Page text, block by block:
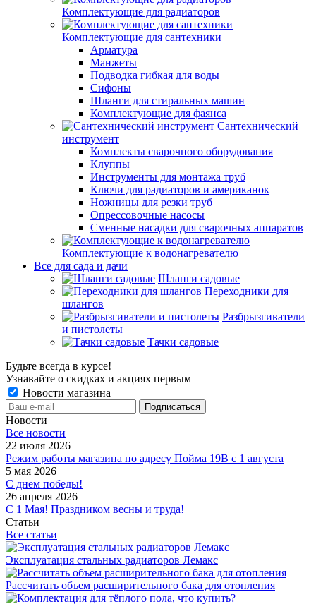
Комплектующие для радиаторов
Комплектующие для сантехники
Арматура
Манжеты
Подводка гибкая для воды
Сифоны
Шланги для стиральных машин
Комплектующие для фаянса
Сантехнический
инструмент
Комплекты сварочного оборудования
Клуппы
Инструменты для монтажа труб
Ключи для радиаторов и американок
Ножницы для резки труб
Опрессовочные насосы
Сменные насадки для сварочных аппаратов
Комплектующие к водонагревателю
Все для сада и дачи
Шланги садовые
Переходники для
шлангов
Разбрызгиватели
и пистолеты
Тачки садовые
Будьте всегда в курсе!
Узнавайте о скидках и акциях первым
Новости магазина
Новости
Все новости
22 июля 2026
Режим работы магазина по адресу Пойма 19В с 1 августа
5 мая 2026
С днем победы!
26 апреля 2026
С 1 Мая! Праздником весны и труда!
Статьи
Все статьи
Эксплуатация стальных радиаторов Лемакс
Рассчитать объем расширительного бака для отопления